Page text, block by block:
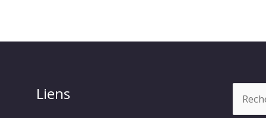
Liens